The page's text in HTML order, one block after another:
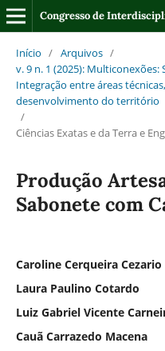
Congresso de
Início / Arquivos /
v. 9 n. 1 (2025):
Integração entre áreas
desenvolvimento do território
/
Ciências Exatas e da Terra e
Produção
Sabonete com
Caroline Cerqueira Cezario
Laura Paulino Cotardo
Luiz Gabriel Vicente
Cauã Carrazedo Macena